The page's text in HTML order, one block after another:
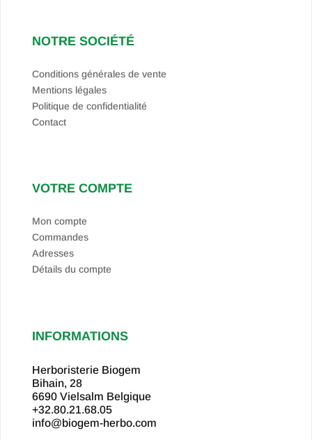
NOTRE SOCIÉTÉ
Conditions générales de vente
Mentions légales
Politique de confidentialité
Contact
VOTRE COMPTE
Mon compte
Commandes
Adresses
Détails du compte
INFORMATIONS
Herboristerie Biogem
Bihain, 28
6690 Vielsalm Belgique
+32.80.21.68.05
info@biogem-herbo.com